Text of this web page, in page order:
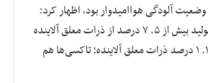
وضعیت آلودگی هوا‌امیدوار بود، اظهار کرد:
طبق بررسی‌های صورت‌گرفته اتوبوس‌های فعلی در سطح شهر مسؤل تولید بیش از ۵. ۷ درصد از ذرات معلق آلاینده
و نیم درصد از آلاینده‌های گازی هستند. موتورسیکلت‌ها عامل تولید ۱۰. ۱ درصد ذرات معلق آلاینده؛ تاکسی‌ها هم